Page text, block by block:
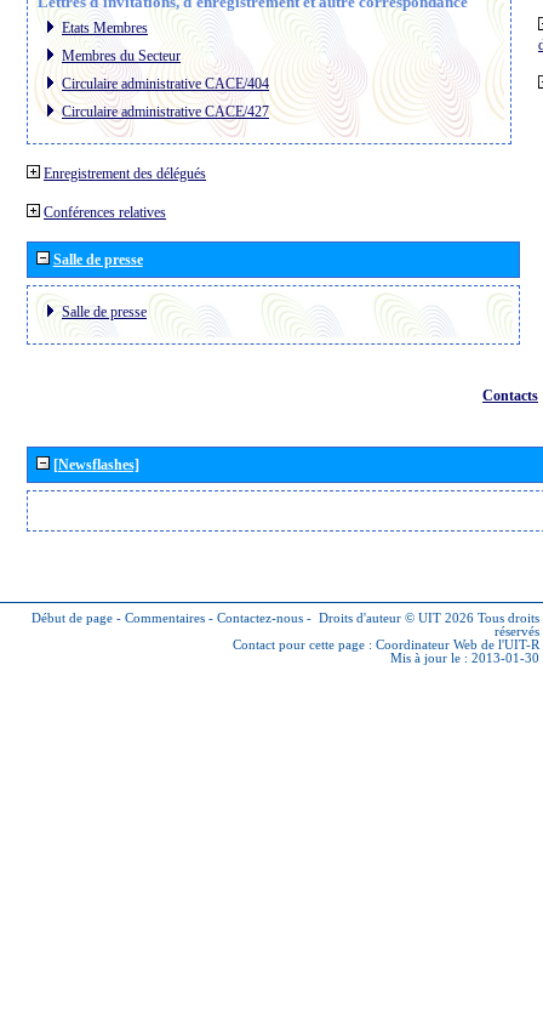
Etats Membres
Membres du Secteur
Circulaire administrative CACE/404
Circulaire administrative CACE/427
Enregistrement des délégués
Conférences relatives
Salle de presse
Salle de presse
Contacts
[Newsflashes]
Début de page - Commentaires - Contactez-nous - Droits d'auteur © UIT 2026 Tous droits
réservés
Contact pour cette page : Coordinateur Web de l'UIT-R
Mis à jour le : 2013-01-30